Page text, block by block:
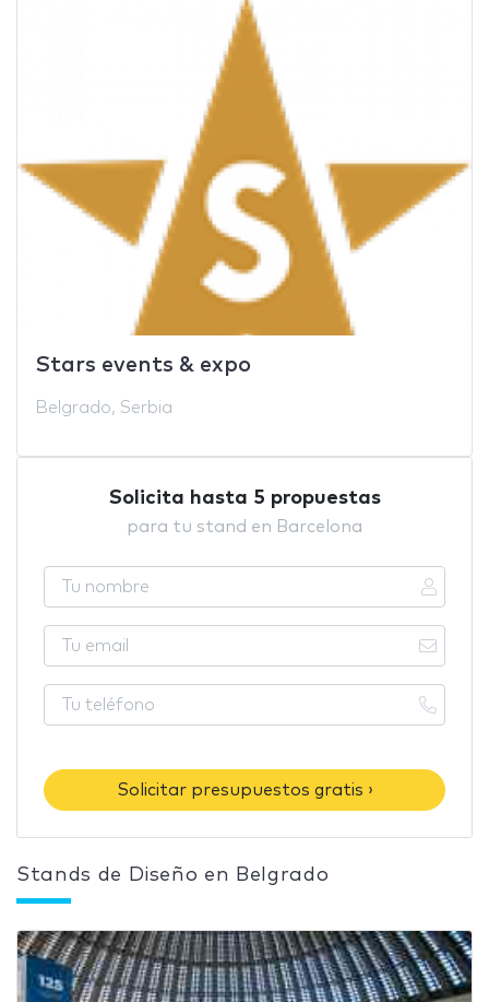
Stars events & expo
Belgrado, Serbia
Solicita hasta 5 propuestas
para tu stand en Barcelona
Solicitar presupuestos gratis ›
Stands de Diseño en Belgrado